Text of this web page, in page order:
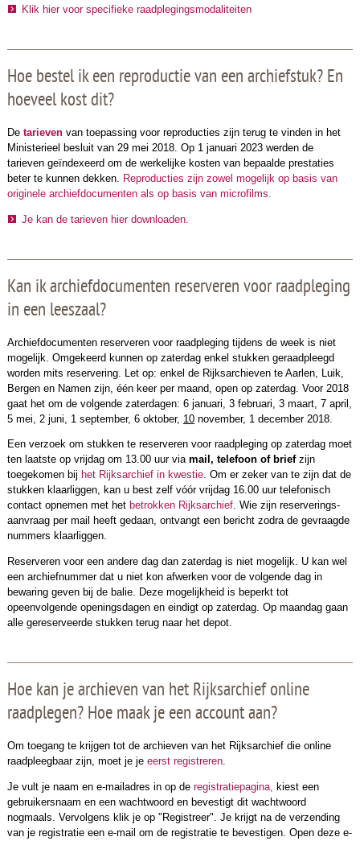
Klik hier voor specifieke raadplegingsmodaliteiten
Hoe bestel ik een reproductie van een archiefstuk? En
hoeveel kost dit?
De tarievenvan toepassing voor reproducties zijn terug te vinden in het
Ministerieel besluit van 29 mei 2018. Op 1 januari 2023 werden de
tarieven geïndexeerd om de werkelijke kosten van bepaalde prestaties
beter te kunnen dekken.
Reproducties zijn zowel mogelijk op basis van
originele archiefdocumenten als op basis van microfilms.
Je kan de tarieven hier downloaden.
Kan ik archiefdocumenten reserveren voor raadpleging
in een leeszaal?
Archiefdocumenten reserveren voor raadpleging tijdens de week is niet
mogelijk. Omgekeerd kunnen op zaterdag enkel stukken geraadpleegd
worden mits reservering. Let op: enkel de Rijksarchieven te Aarlen, Luik,
Bergen en Namen zijn, één keer per maand, open op zaterdag. Voor 2018
gaat het om de volgende zaterdagen: 6 januari, 3 februari, 3 maart, 7 april,
5 mei, 2 juni, 1 september, 6 oktober, 10november, 1 december 2018.
Een verzoek om stukken te reserveren voor raadpleging op zaterdag moet
ten laatste op vrijdag om 13.00 uur via mail, telefoon of briefzijn
toegekomen bij het Rijksarchief in kwestie. Om er zeker van te zijn dat de
stukken klaarliggen, kan u best zelf vóór vrijdag 16.00 uur telefonisch
contact opnemen met het betrokken Rijksarchief. Wie zijn reser­verings­
aanvraag per mail heeft gedaan, ontvangt een bericht zodra de gevraagde
nummers klaarliggen.
Reserveren voor een andere dag dan zaterdag is niet mogelijk. U kan wel
een archiefnummer dat u niet kon afwer­ken voor de volgende dag in
bewaring geven bij de balie. Deze mogelijkheid is beperkt tot
opeenvolgende openings­dagen en eindigt op zaterdag. Op maandag gaan
alle gereserveerde stukken terug naar het depot.
Hoe kan je archieven van het Rijksarchief online
raadplegen? Hoe maak je een account aan?
Om toegang te krijgen tot de archieven van het Rijksarchief die online
raadpleegbaar zijn, moet je je eerst registreren.
Je vult je naam en e-mailadres in op de registratiepagina,
kiest een
gebruikersnaam en een wachtwoord en bevestigt dit wachtwoord
nogmaals. Vervolgens klik je op "Registreer". Je krijgt na de verzending
van je registratie een e-mail om de registratie te bevestigen. Open deze e-